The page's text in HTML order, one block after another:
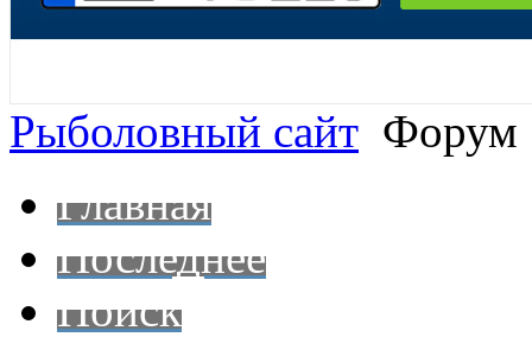
Рыболовный сайт Форум
Главная
Последнее
Поиск